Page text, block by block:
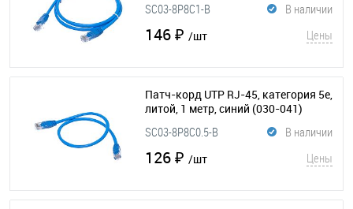
В наличии
SC03-8P8C1-B
146 ₽ /шт Цены
Патч-корд UTP RJ-45, категория 5e,
литой, 1 метр, синий (030-041)
В наличии
SC03-8P8C0.5-B
126 ₽ /шт Цены